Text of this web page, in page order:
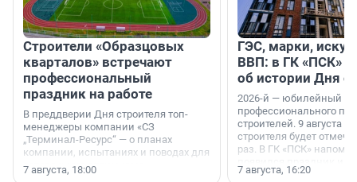
Строители «Образцовых
кварталов» встречают
профессиональный
праздник на работе
В преддверии Дня строителя топ-
менеджеры компании «СЗ
„Терминал-Ресурс“ — о планах
компании, испытаниях и поводах для
осторожного оптимизма.
7 августа, 18:00
ГЭС, марки,
ВВП: в ГК «ПСК»
об истории Дня
2026-й — юбилейный
профессионального
строителей. 9 августа
строителя будет
раз. В ГК «ПСК»
поменялась роль
7 августа, 16:20